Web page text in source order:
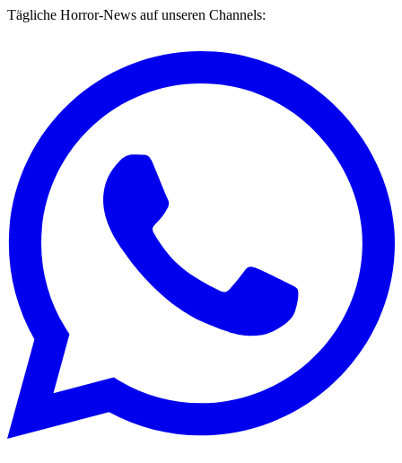
Tägliche Horror-News auf unseren Channels: